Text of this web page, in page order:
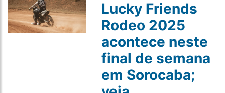
Lucky Friends
Rodeo 2025
acontece neste
final de semana
em Sorocaba;